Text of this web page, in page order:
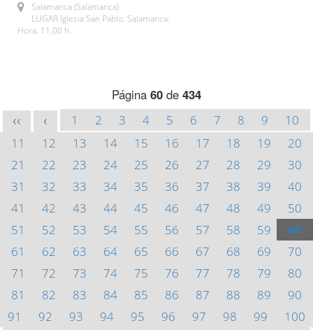
Salamanca (Salamanca)
LUGAR Iglesia San Pablo. Salamanca.
Hora: 11,00 h.
Página 60 de 434
<< < 1 2 3 4 5 6 7 8 9
10
11
12 13 14 15 16 17 18 19
20
21
22 23 24 25 26 27 28 29
30
31
32 33 34 35 36 37 38 39
40
41
42 43 44 45 46 47 48 49
50
51
52 53 54 55 56 57 58 59
60
61
62 63 64 65 66 67 68 69
70
71
72 73 74 75 76 77 78 79
80
81
82 83 84 85 86 87 88 89
90
91
92 93 94 95 96 97 98 99
100